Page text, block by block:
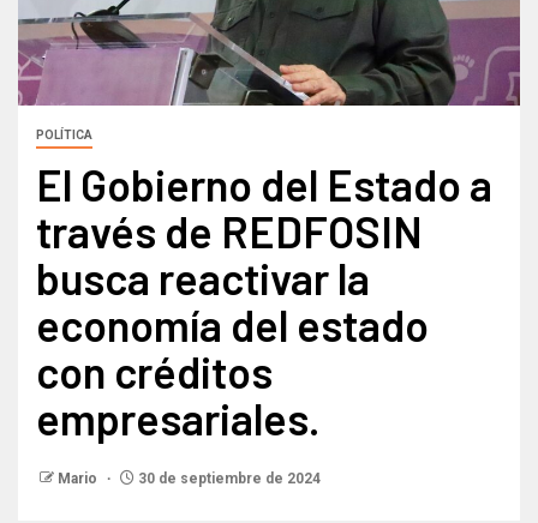
POLÍTICA
El Gobierno del Estado a
través de REDFOSIN
busca reactivar la
economía del estado
con créditos
empresariales.
Mario 30 de septiembre de 2024